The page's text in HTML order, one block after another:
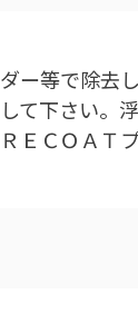
ー等で除去
て下さい。
ＣＯＡＴ